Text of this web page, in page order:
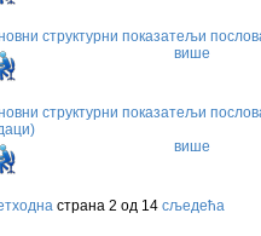
структурни показатељи
више
структурни показатељи
више
страна 2 од 14 сљедећа